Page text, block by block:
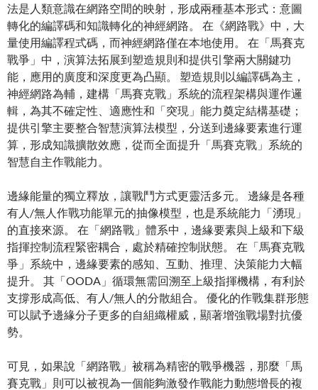
法是人類意識在網路空間的映射，形成兩種基本形式：意圖
轉化的編譯碼和知識轉化的神經網路。 在《網路戰》中，大
量使用編譯程式碼，而神經網路僅在本地使用。 在「馬賽克
戰爭」中，演算法拓展到塑造規則和提供引擎兩大關鍵功
能，應用的廣度和深度更為凸顯。 塑造規則以編譯碼為主，
神經網路為輔，建構「馬賽克戰」系統的流程架構與運作邏
輯，為其不確定性、適應性和「突現」能力奠定結構基礎；
提供引擎主要整合智慧演算法模型，分送到邊緣要素進行運
算，形成知識擴散效應，從而全面提升「馬賽克戰」系統的
智慧自主作戰能力。
邊緣能量的獨立釋放，讓戰鬥方式更靈活多元。 邊緣是各種
有人/無人作戰功能單元的抽像模型，也是系統能力「湧現」
的直接來源。 在「網路戰」體系中，邊緣要素與上級和下級
指揮控制流程緊密耦合，處於精確控制狀態。 在「馬賽克戰
爭」系統中，邊緣要素的感知、互動、推理、決策能力大幅
提升。 其「OODA」循環無需回溯至上級指揮機構，有利於
支撐形成高低、有人/無人的分散組合。 優化的作戰集群形態
可以賦予邊緣分子更多的自組織權威，顯著增強戰場對抗優
勢。
可見，如果說「網路戰」被稱為精密的戰爭機器，那麼「馬
賽克戰」則可以被視為一個能夠激發作戰能力動態增長的複